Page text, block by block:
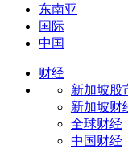
东南亚
国际
中国
财经
新加坡股
新加坡财
全球财经
中国财经